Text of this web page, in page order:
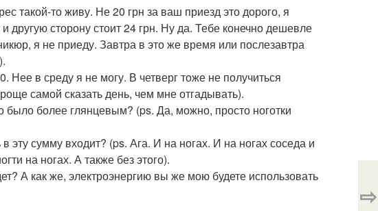
такой-то живу. Не 20 грн за ваш приезд это дорого, я
другую сторону стоит 24 грн. Ну да. Тебе конечно дешевле
я не приеду. Завтра в это же время или послезавтра
в среду я не могу. В четверг тоже не получиться
самой сказать день, чем мне отгадывать).
более глянцевым? (ps. Да, можно, просто ноготки
эту сумму входит? (ps. Ага. И на ногах. И на ногах соседа и
на ногах. А также без этого).
А как же, электроэнергию вы же мою будете использовать
⇨